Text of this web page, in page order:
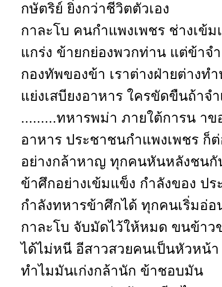
กษัตริย์ ยิ่งกว่าชีวิตตัวเอง
กาละโบ คนกำแพงเพชร ช่างเข้
แกร่ง ข้ายกย่องพวกท่าน แต่ข้าจ
กองทัพของข้า เราต่างฝ่ายต่างท
แย่งเสบียงอาหาร ใครขัดขืนถ้าจ
.........ทหารพม่า ภายใต้การน าข
อาหาร ประชาชนกำแพงเพชร ก็
อย่างกล้าหาญ ทุกคนหันหลังชนกั
ข้าศึกอย่างเข้มแข็ง กำลังของ ป
กำลังทหารข้าศึกได้ ทุกคนเริ่มอ่
กาละโบ จับมัดไว้ให้หมด ขนข้าว
ได้ไม่หนี อีสาวสวยคนเป็นหัวหน้
ทำไมมันเก่งกล้านัก ข้าชอบมัน